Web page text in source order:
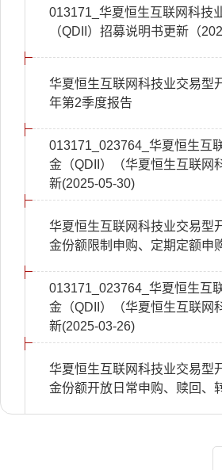
013171_华夏恒生互联网科技
（QDII）招募说明书更新（
华夏恒生互联网科技业交易型
年第2季度报告
013171_023764_华夏恒生互
金（QDII）（华夏恒生互联网
新(2025-05-30)
华夏恒生互联网科技业交易型
金份额限制申购、定期定额申
013171_023764_华夏恒生互
金（QDII）（华夏恒生互联网
新(2025-03-26)
华夏恒生互联网科技业交易型
金份额开放日常申购、赎回、